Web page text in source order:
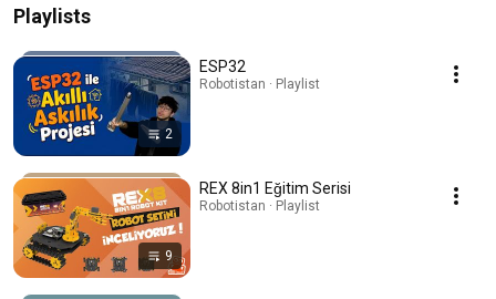
Playlists
2
ESP32
Robotistan · Playlist
9
REX 8in1 Eğitim Serisi
Robotistan · Playlist